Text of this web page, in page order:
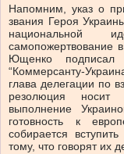
Напомним, указ о
звания Героя
национальной
самопожертвование
Ющенко
“Коммерсанту-
глава делегации по
резолюция носит
выполнение
готовность к
собирается
тому, что говорят их